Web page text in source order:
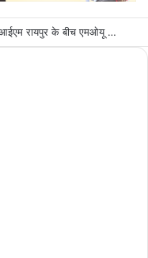
योजना, आर्थिक एवं सांख्यिकी विभाग और आईआईएम रायपुर के बीच एमओयू सुशासन, नीति निर्माण और साक्ष्य-आधारित निर्णय प्रणाली को मिलेगा बढ़ावा….